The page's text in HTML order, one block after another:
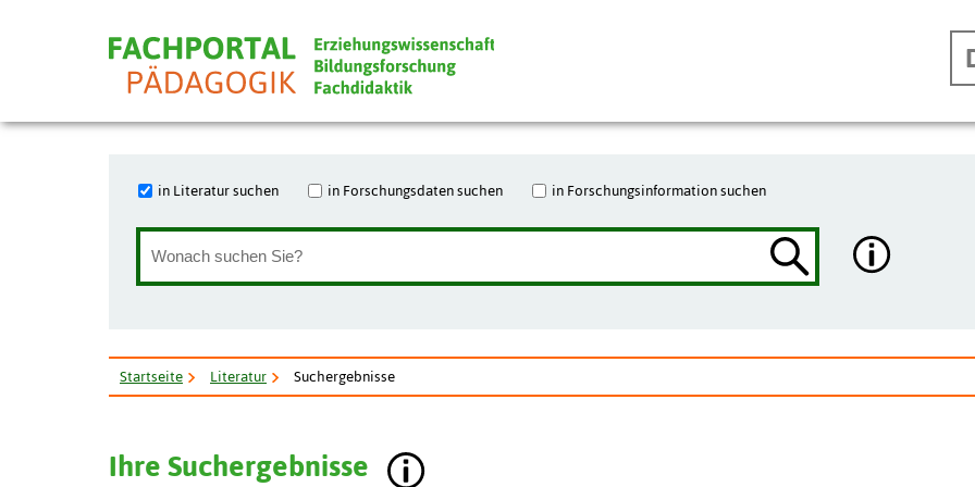
in Literatur suchen in Forschungsdaten suchen in Forschungsinformation suchen
Startseite Literatur Suchergebnisse
Ihre Suchergebnisse